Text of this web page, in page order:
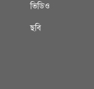
ভিডিও
ছবি